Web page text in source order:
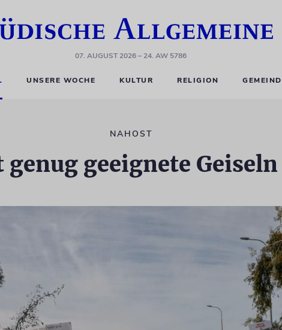
07. AUGUST 2026– 24. AW 5786
UNSERE WOCHE KULTUR RELIGION
NAHOST
geeignete